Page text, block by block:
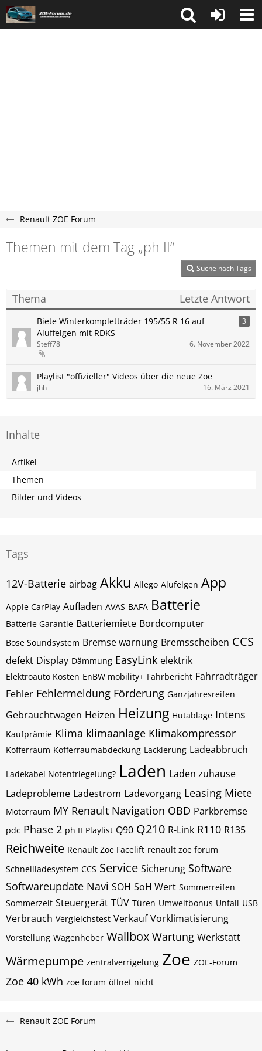
Renault ZOE Forum
Themen mit dem Tag „ph II“
Suche nach Tags
Thema Letzte Antwort
Biete Winterkompletträder 195/55 R 16 auf
Aluffelgen mit RDKS
3
Steff78 6. November 2022
Playlist "offizieller" Videos über die neue Zoe
jhh 16. März 2021
Inhalte
Artikel
Themen
Bilder und Videos
Tags
12V-Batterie airbag Akku Allego Alufelgen App
Apple CarPlay Aufladen AVAS BAFA Batterie
Batterie Garantie Batteriemiete Bordcomputer
Bose Soundsystem Bremse warnung Bremsscheiben CCS
defekt Display Dämmung EasyLink elektrik
Elektroauto Kosten EnBW mobility+ Fahrbericht Fahrradträger
Fehler Fehlermeldung Förderung Ganzjahresreifen
Gebrauchtwagen Heizen Heizung Hutablage Intens
Kaufprämie Klima klimaanlage Klimakompressor
Kofferraum Kofferraumabdeckung Lackierung Ladeabbruch
Ladekabel Notentriegelung? Laden Laden zuhause
Ladeprobleme Ladestrom Ladevorgang Leasing Miete
Motorraum MY Renault Navigation OBD Parkbremse
pdc Phase 2 ph II Playlist Q90 Q210 R-Link R110 R135
Reichweite Renault Zoe Facelift renault zoe forum
Schnellladesystem CCS Service Sicherung Software
Softwareupdate Navi SOH SoH Wert Sommerreifen
Sommerzeit Steuergerät TÜV Türen Umweltbonus Unfall USB
Verbrauch Vergleichstest Verkauf Vorklimatisierung
Vorstellung Wagenheber Wallbox Wartung Werkstatt
Wärmepumpe zentralverrigelung Zoe ZOE-Forum
Zoe 40 kWh zoe forum öffnet nicht
Renault ZOE Forum